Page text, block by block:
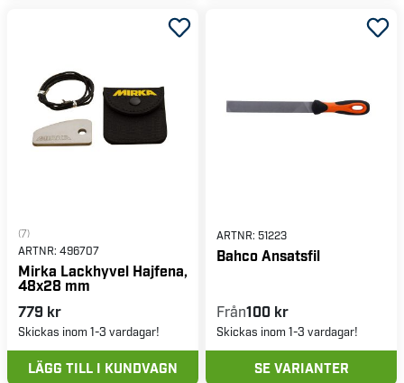
(7)
ARTNR: 496707
Mirka Lackhyvel Hajfena,
48x28 mm
779 kr
Skickas inom 1-3 vardagar!
LÄGG TILL I KUNDVAGN
ARTNR: 51223
Bahco Ansatsfil
Från100 kr
Skickas inom 1-3 vardagar!
SE VARIANTER